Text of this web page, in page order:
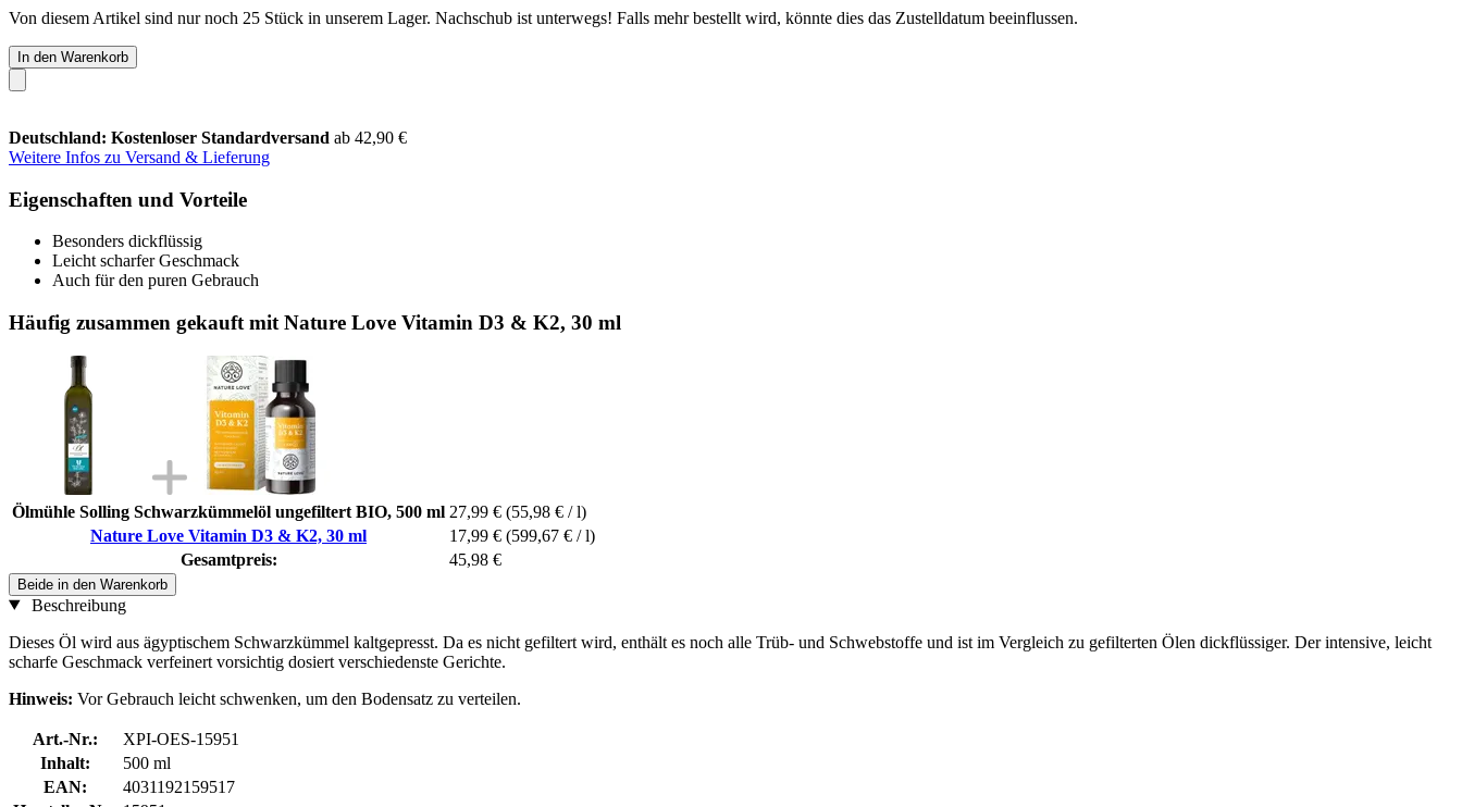
Von diesem Artikel sind nur noch 25 Stück in unserem Lager. Nachschub ist unterwegs! Falls mehr bestellt wird, könnte dies das Zustelldatum beeinflussen.
In den Warenkorb
Deutschland: Kostenloser Standardversand ab 42,90 €
Weitere Infos zu Versand & Lieferung
Eigenschaften und Vorteile
Besonders dickflüssig
Leicht scharfer Geschmack
Auch für den puren Gebrauch
Häufig zusammen gekauft mit Nature Love Vitamin D3 & K2, 30 ml
Ölmühle Solling Schwarzkümmelöl ungefiltert BIO, 500 ml 27,99 € (55,98 € / l)
Nature Love Vitamin D3 & K2, 30 ml
17,99 € (599,67 € / l)
Gesamtpreis:
45,98 €
Beide in den Warenkorb
Beschreibung
Dieses Öl wird aus ägyptischem Schwarzkümmel kaltgepresst. Da es nicht gefiltert wird, enthält es noch alle Trüb- und Schwebstoffe und ist im Vergleich zu gefilterten Ölen dickflüssiger. Der intensive, leicht
scharfe Geschmack verfeinert vorsichtig dosiert verschiedenste Gerichte.
Hinweis: Vor Gebrauch leicht schwenken, um den Bodensatz zu verteilen.
Art.-Nr.:
XPI-OES-15951
Inhalt:
500 ml
EAN:
4031192159517